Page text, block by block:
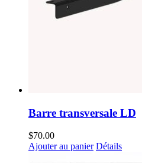
Barre transversale LD
$70.00
Ajouter au panier Détails